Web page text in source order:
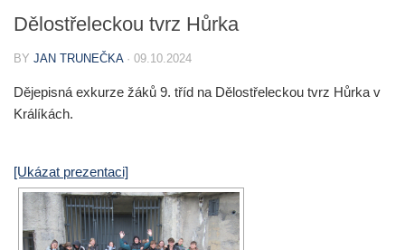
Dělostřeleckou tvrz Hůrka
BY JAN TRUNEČKA · 09.10.2024
Dějepisná exkurze žáků 9. tříd na Dělostřeleckou tvrz Hůrka v
Králíkách.
[Ukázat prezentaci]